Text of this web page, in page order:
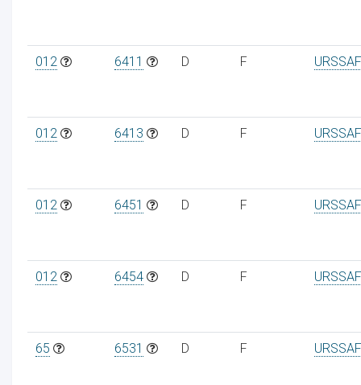
012 6411 D F
012 6413 D F
012 6451 D F
012 6454 D F
65 6531 D F